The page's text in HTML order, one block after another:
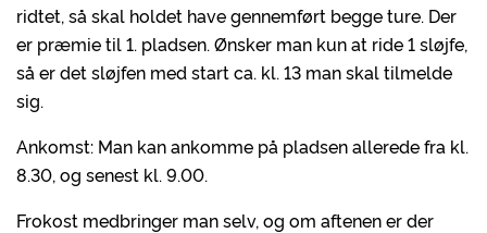
ridtet, så skal holdet have gennemført begge ture. Der
er præmie til 1. pladsen. Ønsker man kun at ride 1 sløjfe,
så er det sløjfen med start ca. kl. 13 man skal tilmelde
sig.
Ankomst: Man kan ankomme på pladsen allerede fra kl.
8.30, og senest kl. 9.00.
Frokost medbringer man selv, og om aftenen er der